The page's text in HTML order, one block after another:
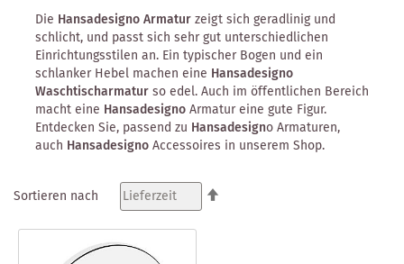
Die Hansadesigno Armaturzeigt sich geradlinig und
schlicht, und passt sich sehr gut unterschiedlichen
Einrichtungsstilen an. Ein typischer Bogen und ein
schlanker Hebel machen eine Hansadesigno
Waschtischarmaturso edel. Auch im öffentlichen Bereich
macht eine HansadesignoArmatur eine gute Figur.
Entdecken Sie, passend zu Hansadesigno Armaturen,
auch HansadesignoAccessoires in unserem Shop.
Sortieren nach